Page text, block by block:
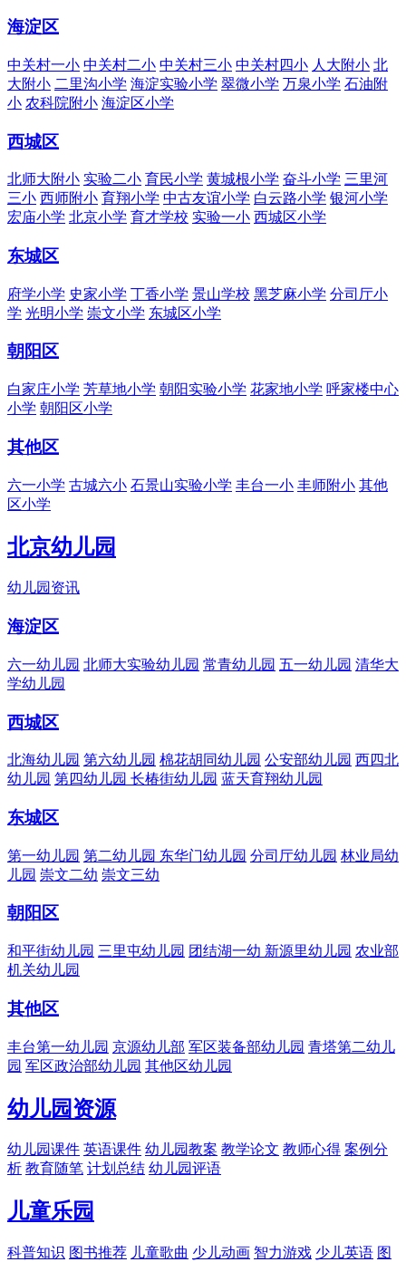
海淀区
中关村一小 中关村二小 中关村三小 中关村四小 人大附小 北
大附小 二里沟小学 海淀实验小学 翠微小学 万泉小学 石油附
小 农科院附小 海淀区小学
西城区
北师大附小 实验二小 育民小学 黄城根小学 奋斗小学 三里河
三小 西师附小 育翔小学 中古友谊小学 白云路小学 银河小学
宏庙小学 北京小学 育才学校 实验一小 西城区小学
东城区
府学小学 史家小学 丁香小学 景山学校 黑芝麻小学 分司厅小
学 光明小学 崇文小学 东城区小学
朝阳区
白家庄小学 芳草地小学 朝阳实验小学 花家地小学 呼家楼中心
小学 朝阳区小学
其他区
六一小学 古城六小 石景山实验小学 丰台一小 丰师附小 其他
区小学
北京幼儿园
幼儿园资讯
海淀区
六一幼儿园 北师大实验幼儿园 常青幼儿园 五一幼儿园 清华大
学幼儿园
西城区
北海幼儿园 第六幼儿园 棉花胡同幼儿园 公安部幼儿园 西四北
幼儿园 第四幼儿园 长椿街幼儿园 蓝天育翔幼儿园
东城区
第一幼儿园 第二幼儿园 东华门幼儿园 分司厅幼儿园 林业局幼
儿园 崇文二幼 崇文三幼
朝阳区
和平街幼儿园 三里屯幼儿园 团结湖一幼 新源里幼儿园 农业部
机关幼儿园
其他区
丰台第一幼儿园 京源幼儿部 军区装备部幼儿园 青塔第二幼儿
园 军区政治部幼儿园 其他区幼儿园
幼儿园资源
幼儿园课件 英语课件 幼儿园教案 教学论文 教师心得 案例分
析 教育随笔 计划总结 幼儿园评语
儿童乐园
科普知识 图书推荐 儿童歌曲 少儿动画 智力游戏 少儿英语 图